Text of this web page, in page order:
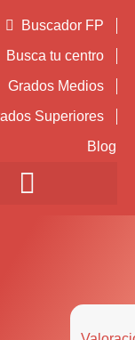
Buscador FP
Busca tu centro
Grados Medios
Superiores
Blog